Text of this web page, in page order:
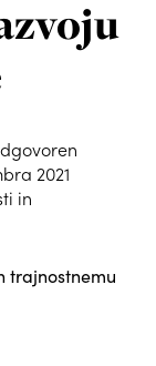
2021
in
trajnostnemu